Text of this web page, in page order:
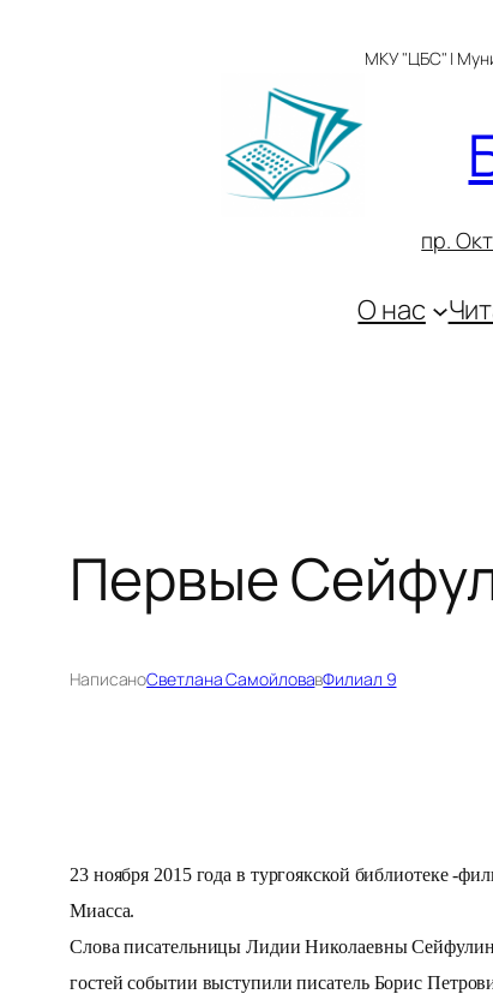
МКУ "ЦБС" |
пр.
О нас
Первые
НаписаноСветлана СамойловавФилиал 9
23 ноября 2015 года в тургоякской библиотеке
Миасса.
Слова писательницы Лидии Николаевны
гостей событии выступили писатель Борис